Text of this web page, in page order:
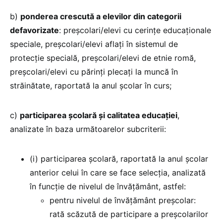
b) ponderea crescută a elevilor din categorii
defavorizate: preșcolari/elevi cu cerințe educaționale
speciale, preșcolari/elevi aflați în sistemul de
protecție specială, preșcolari/elevi de etnie romă,
preșcolari/elevi cu părinți plecați la muncă în
străinătate, raportată la anul școlar în curs;
c) participarea școlară și calitatea educației,
analizate în baza următoarelor subcriterii:
(i) participarea școlară, raportată la anul școlar
anterior celui în care se face selecția, analizată
în funcție de nivelul de învățământ, astfel:
pentru nivelul de învățământ preșcolar:
rată scăzută de participare a preșcolarilor